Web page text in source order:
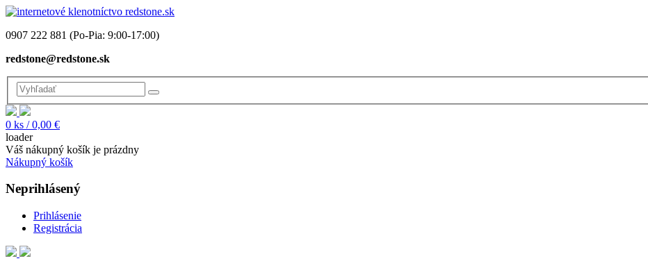
0907 222 881 (Po-Pia: 9:00-17:00)
redstone@redstone.sk
0 ks / 0,00 €
loader
Váš nákupný košík je prázdny
Nákupný košík
Neprihlásený
Prihlásenie
Registrácia